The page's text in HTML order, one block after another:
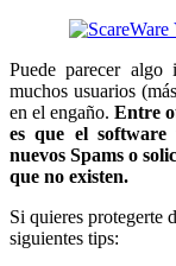
Puede parecer
muchos usuarios
en el engaño. Entre
es que el software
nuevos Spams o
que no existen.
Si quieres protegerte
siguientes tips: